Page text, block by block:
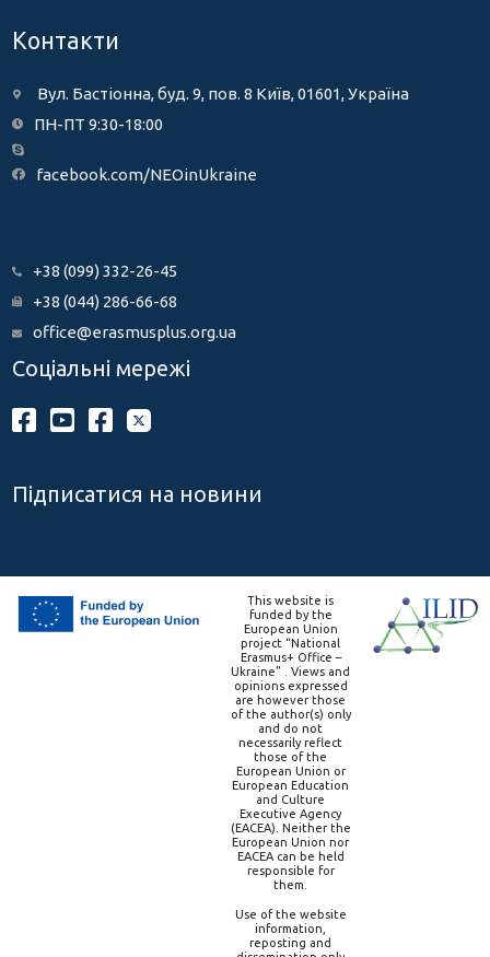
Контакти
Вул. Бастіонна, буд. 9, пов. 8 Київ, 01601, Україна
ПН-ПТ 9:30-18:00
facebook.com/NEOinUkraine
+38 (099) 332-26-45
+38 (044) 286-66-68
office@erasmusplus.org.ua
Соціальні мережі
Підписатися на новини
This website is
funded by the
European Union
project “National
Erasmus+ Office –
Ukraine” . Views and
opinions expressed
are however those
of the author(s) only
and do not
necessarily reflect
those of the
European Union or
European Education
and Culture
Executive Agency
(EACEA). Neither the
European Union nor
EACEA can be held
responsible for
them.
Use of the website
information,
reposting and